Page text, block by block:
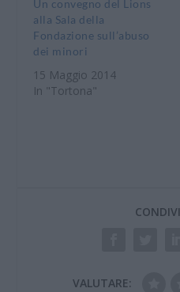
Un convegno del Lions
alla Sala della
Fondazione sull’abuso
dei minori
15 Maggio 2014
In "Tortona"
VALUTARE: